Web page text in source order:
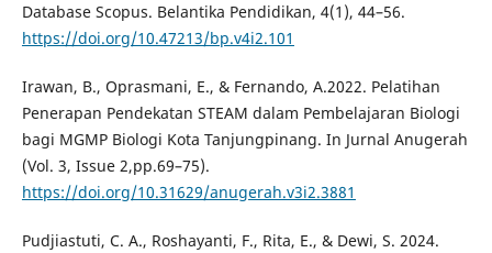
Database Scopus. Belantika Pendidikan, 4(1), 44–56.
https://doi.org/10.47213/bp.v4i2.101
Irawan, B., Oprasmani, E., & Fernando, A.2022. Pelatihan
Penerapan Pendekatan STEAM dalam Pembelajaran Biologi
bagi MGMP Biologi Kota Tanjungpinang. In Jurnal Anugerah
(Vol. 3, Issue 2,pp.69–75).
https://doi.org/10.31629/anugerah.v3i2.3881
Pudjiastuti, C. A., Roshayanti, F., Rita, E., & Dewi, S. 2024.